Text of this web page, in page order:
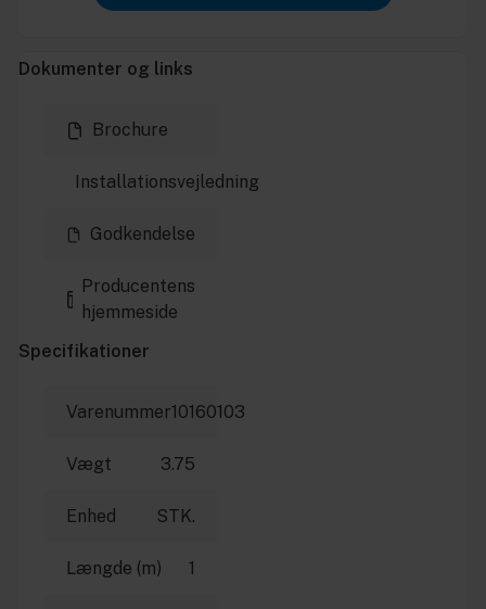
Dokumenter og links
Brochure
Installationsvejledning
Godkendelse
Producentens
hjemmeside
Specifikationer
Varenummer10160103
Vægt 3.75
Enhed STK.
Længde (m) 1